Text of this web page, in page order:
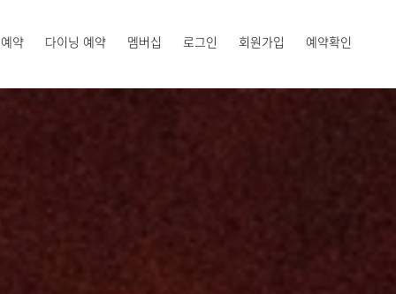
약 다이닝 예약 멤버십 로그인 회원가입 예약확인